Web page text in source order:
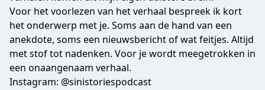
Voor het voorlezen van het verhaal bespreek ik kort
het onderwerp met je. Soms aan de hand van een
anekdote, soms een nieuwsbericht of wat feitjes. Altijd
met stof tot nadenken. Voor je wordt meegetrokken in
een onaangenaam verhaal.
Instagram: @sinistoriespodcast